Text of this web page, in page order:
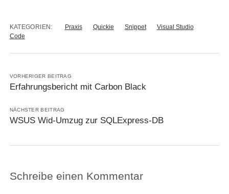
KATEGORIEN: Praxis Quickie Snippet
Visual Studio
Code
VORHERIGER BEITRAG
Erfahrungsbericht mit Carbon Black
NÄCHSTER BEITRAG
WSUS Wid-Umzug zur SQLExpress-DB
Schreibe einen Kommentar